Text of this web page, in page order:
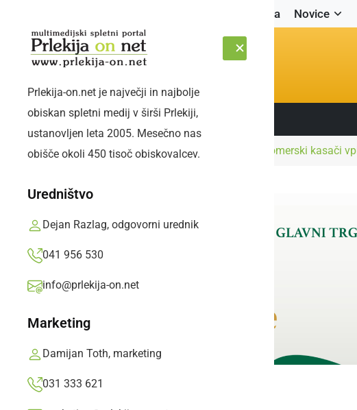
Naslovnica Novice
PETEK, 7. AVGUST 2026 Sledite nam:
Prlekija-on.net je največji in najbolje
obiskan spletni medij v širši Prlekiji,
ustanovljen leta 2005. Mesečno nas
obišče okoli 450 tisoč obiskovalcev.
Uredništvo
Dejan Razlag, odgovorni urednik
041 956 530
info@prlekija-on.net
Marketing
Damijan Toth, marketing
031 333 621
Naslovnica Kultura in izobraževanje Ljutomerski kasači